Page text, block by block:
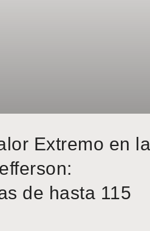
Extremo en la
de hasta 115